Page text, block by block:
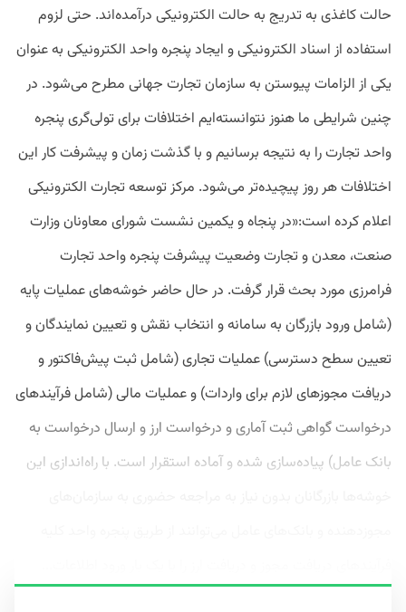
حالت کاغذی به تدریج به حالت الکترونیکی درآمده‌اند. حتی لزوم
استفاده از اسناد الکترونیکی و ایجاد پنجره واحد الکترونیکی به عنوان
یکی از الزامات پیوستن به سازمان تجارت جهانی مطرح می‌شود. در
چنین شرایطی ما هنوز نتوانسته‌ایم اختلافات برای تولی‌گری پنجره
واحد تجارت را به نتیجه برسانیم و با گذشت زمان و پیشرفت کار این
اختلافات هر روز پیچیده‌تر می‌شود. مرکز توسعه تجارت الکترونیکی
اعلام کرده است:«در پنجاه و یکمین نشست شورای معاونان وزارت
صنعت، معدن و تجارت وضعیت پیشرفت پنجره واحد تجارت
فرامرزی مورد بحث قرار گرفت. در حال حاضر خوشه‌های عملیات پایه
(شامل ورود بازرگان به سامانه و انتخاب نقش و تعیین نمایندگان و
تعیین سطح دسترسی) عملیات تجاری (شامل ثبت پیش‌فاکتور و
دریافت مجوزهای لازم برای واردات) و عملیات مالی (شامل فرآیندهای
درخواست گواهی ثبت آماری و درخواست ارز و ارسال درخواست به
بانک عامل) پیاده‌سازی شده و آماده استقرار است. با راه‌اندازی این